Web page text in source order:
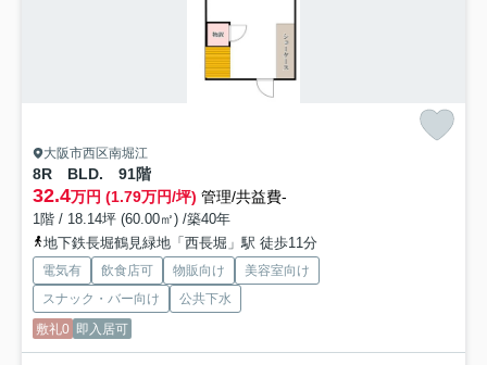
大阪市西区南堀江
8R BLD. 91階
32.4万円 (1.79万円/坪) 管理/共益費-
1階 / 18.14坪 (60.00㎡) /築40年
地下鉄長堀鶴見緑地「西長堀」駅 徒歩11分
電気有 飲食店可 物販向け
美容室向け
スナック・バー向け
公共下水
敷礼0 即入居可